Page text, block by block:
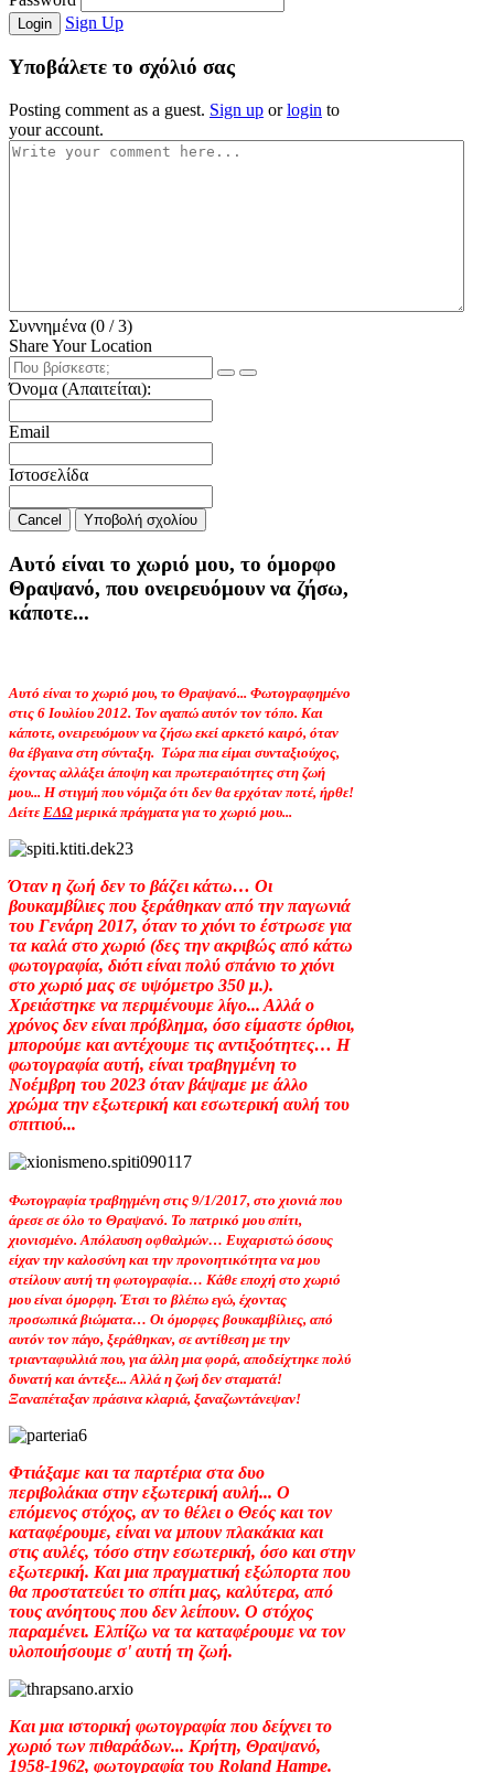
Login Sign Up
Υποβάλετε το σχόλιό σας
Posting comment as a guest. Sign up orlogin to
your account.
Συννημένα (0 / 3)
Share Your Location
Όνομα (Απαιτείται):
Email
Ιστοσελίδα
Cancel Υποβολή σχολίου
Αυτό είναι το χωριό μου, το όμορφο
Θραψανό, που ονειρευόμουν να ζήσω,
κάποτε...
Αυτό είναι το χωριό μου, το Θραψανό... Φωτογραφημένο
στις 6 Ιουλίου 2012. Τον αγαπώ αυτόν τον τόπο. Και
κάποτε, ονειρευόμουν να ζήσω εκεί αρκετό καιρό, όταν
θα έβγαινα στη σύνταξη. Τώρα πια είμαι συνταξιούχος,
έχοντας αλλάξει άποψη και πρωτεραιότητες στη ζωή
μου... Η στιγμή που νόμιζα ότι δεν θα ερχόταν ποτέ, ήρθε!
Δείτε ΕΔΩ μερικά πράγματα για το χωριό μου...
Όταν η ζωή δεν το βάζει κάτω… Οι
βουκαμβίλιες που ξεράθηκαν από την παγωνιά
του Γενάρη 2017, όταν το χιόνι το έστρωσε για
τα καλά στο χωριό (δες την ακριβώς από κάτω
φωτογραφία, διότι είναι πολύ σπάνιο το χιόνι
στο χωριό μας σε υψόμετρο 350 μ.).
Χρειάστηκε να περιμένουμε λίγο... Αλλά ο
χρόνος δεν είναι πρόβλημα, όσο είμαστε όρθιοι,
μπορούμε και αντέχουμε τις αντιξοότητες… Η
φωτογραφία αυτή, είναι τραβηγμένη το
Νοέμβρη του 2023 όταν βάψαμε με άλλο
χρώμα την εξωτερική και εσωτερική αυλή του
σπιτιού...
Φωτογραφία τραβηγμένη στις 9/1/2017, στο χιονιά που
άρεσε σε όλο το Θραψανό. Το πατρικό μου σπίτι,
χιονισμένο. Απόλαυση οφθαλμών… Ευχαριστώ όσους
είχαν την καλοσύνη και την προνοητικότητα να μου
στείλουν αυτή τη φωτογραφία… Κάθε εποχή στο χωριό
μου είναι όμορφη. Έτσι το βλέπω εγώ, έχοντας
προσωπικά βιώματα… Οι όμορφες βουκαμβίλιες, από
αυτόν τον πάγο, ξεράθηκαν, σε αντίθεση με την
τριανταφυλλιά που, για άλλη μια φορά, αποδείχτηκε πολύ
δυνατή και άντεξε... Αλλά η ζωή δεν σταματά!
Ξαναπέταξαν πράσινα κλαριά, ξαναζωντάνεψαν!
Φτιάξαμε και τα παρτέρια στα δυο
περιβολάκια στην εξωτερική αυλή... Ο
επόμενος στόχος, αν το θέλει ο Θεός και τον
καταφέρουμε, είναι να μπουν πλακάκια και
στις αυλές, τόσο στην εσωτερική, όσο και στην
εξωτερική. Και μια πραγματική εξώπορτα που
θα προστατεύει το σπίτι μας, καλύτερα, από
τους ανόητους που δεν λείπουν. Ο στόχος
παραμένει. Ελπίζω να τα καταφέρουμε να τον
υλοποιήσουμε σ' αυτή τη ζωή.
Και μια ιστορική φωτογραφία που δείχνει το
χωριό των πιθαράδων... Κρήτη, Θραψανό,
1958-1962, φωτογραφία του Roland Hampe.